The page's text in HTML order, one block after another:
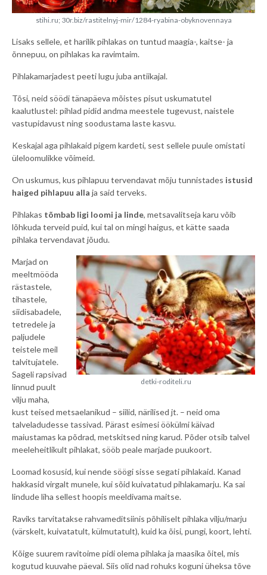
stihi.ru; 30r.biz/rastitelnyj-mir/1284-ryabina-obyknovennaya
Lisaks sellele, et harilik pihlakas on tuntud maagia-, kaitse- ja
õnnepuu, on pihlakas ka ravimtaim.
Pihlakamarjadest peeti lugu juba antiikajal.
Tõsi, neid söödi tänapäeva mõistes pisut uskumatutel
kaalutlustel: pihlad pidid andma meestele tugevust, naistele
vastupidavust ning soodustama laste kasvu.
Keskajal aga pihlakaid pigem kardeti, sest sellele puule omistati
üleloomulikke võimeid.
On uskumus, kus pihlapuu tervendavat mõju tunnistades istusid
haiged pihlapuu alla ja said terveks.
Pihlakas tõmbab ligi loomi ja linde, metsavalitseja karu võib
lõhkuda terveid puid, kui tal on mingi haigus, et kätte saada
pihlaka tervendavat jõudu.
detki-roditeli.ru
Marjad on
meeltmööda
rästastele,
tihastele,
siidisabadele,
tetredele ja
paljudele
teistele meil
talvitujatele.
Sageli rapsivad
linnud puult
vilju maha,
kust teised metsaelanikud – siilid, närilised jt. – neid oma
talveladudesse tassivad. Pärast esimesi öökülmi käivad
maiustamas ka põdrad, metskitsed ning karud. Põder otsib talvel
meeleheitlikult pihlakat, sööb peale marjade puukoort.
Loomad kosusid, kui nende söögi sisse segati pihlakaid. Kanad
hakkasid virgalt munele, kui sõid kuivatatud pihlakamarju. Ka sai
lindude liha sellest hoopis meeldivama maitse.
Raviks tarvitatakse rahvameditsiinis põhiliselt pihlaka vilju/marju
(värskelt, kuivatatult, külmutatult), kuid ka õisi, pungi, koort, lehti.
Kõige suurem ravitoime pidi olema pihlaka ja maasika õitel, mis
kogutud kuuvahe päeval. Siis olid nad rohuks koguni üheksa tõve